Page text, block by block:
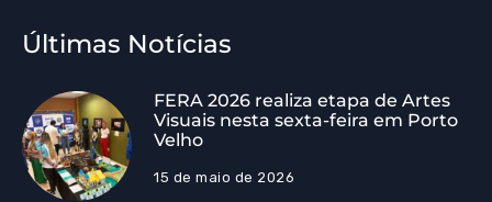
Últimas Notícias
FERA 2026 realiza etapa de Artes
Visuais nesta sexta-feira em Porto
Velho
15 de maio de 2026